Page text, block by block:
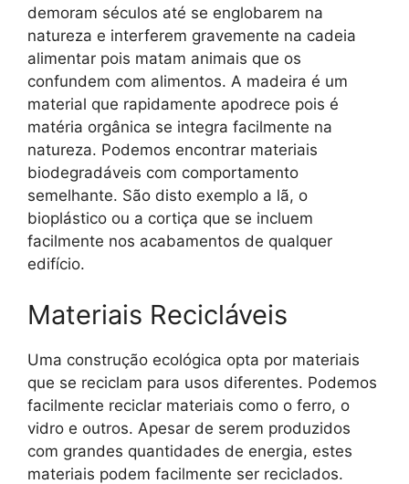
demoram séculos até se englobarem na
natureza e interferem gravemente na cadeia
alimentar pois matam animais que os
confundem com alimentos. A madeira é um
material que rapidamente apodrece pois é
matéria orgânica se integra facilmente na
natureza. Podemos encontrar materiais
biodegradáveis com comportamento
semelhante. São disto exemplo a lã, o
bioplástico ou a cortiça que se incluem
facilmente nos acabamentos de qualquer
edifício.
Materiais Recicláveis
Uma construção ecológica opta por materiais
que se reciclam para usos diferentes. Podemos
facilmente reciclar materiais como o ferro, o
vidro e outros. Apesar de serem produzidos
com grandes quantidades de energia, estes
materiais podem facilmente ser reciclados.